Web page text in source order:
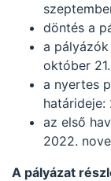
döntés a
a
október 21.
a nyertes
az első
2022.
A pályázat